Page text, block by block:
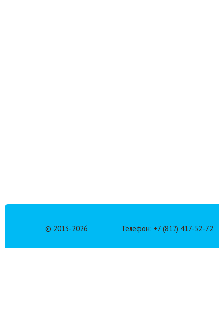
© 2013-2026 Телефон: +7 (812) 417-52-72